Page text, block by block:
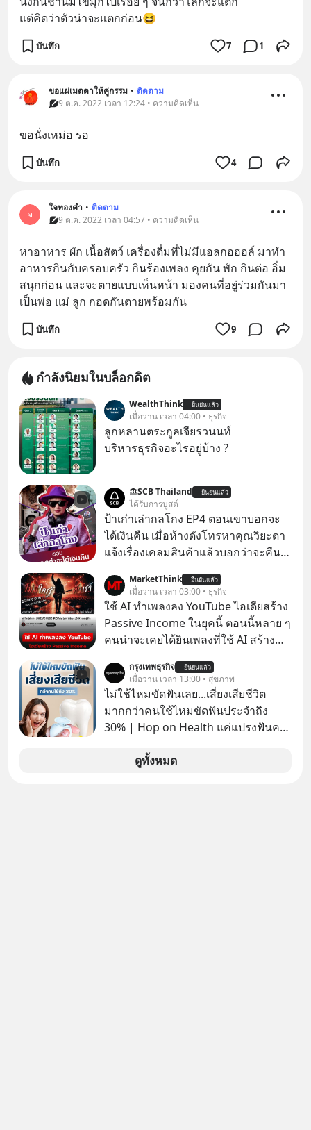
แต่คิดว่าตัวน่าจะแตกก่อน😆
บันทึก 7 1
ขอแผ่เมตตาให้คู่กรรม • ติดตาม
9 ต.ค. 2022 เวลา 12:24 • ความคิดเห็น
ขอนั่งเหม่อ รอ
บันทึก 4
จ
ใจทองคำ • ติดตาม
9 ต.ค. 2022 เวลา 04:57 • ความคิดเห็น
หาอาหาร ผัก เนื้อสัตว์ เครื่องดื่มที่ไม่มีแอลกอฮอล์ มาทำ
อาหารกินกับครอบครัว กินร้องเพลง คุยกัน พัก กินต่อ อิ่ม
สนุกก่อน และจะตายแบบเห็นหน้า มองคนที่อยู่ร่วมกันมา
เป็นพ่อ แม่ ลูก กอดกันตายพร้อมกัน
บันทึก 9
กำลังนิยมในบล็อกดิต
WealthThink ยืนยันแล้ว
เมื่อวาน เวลา 04:00 • ธุรกิจ
ลูกหลานตระกูลเจียรวนนท์
บริหารธุรกิจอะไรอยู่บ้าง ?
SCB Thailand ยืนยันแล้ว
ได้รับการบูสต์
ป้าเก๋าเล่ากลโกง EP4 ตอนเขาบอกจะ
ได้เงินคืน เมื่อห้างดังโทรหาคุณวิยะดา
แจ้งเรื่องเคลมสินค้าแล้วบอกว่าจะคืน
เรื่องจ้อจี้ หาคำตอบได้ที่ “ป้าเก๋าเล่ากล
โกง” EP4 ตอน “เขาบอกว่าจะได้เงิน
คืน” #ป้าเก๋าเล่ากลโกง #แก้เกมกลโกง
#อยู่อย่างยั่งยืน #Cybersecurity #เตือน
MarketThink ยืนยันแล้ว
เมื่อวาน เวลา 03:00 • ธุรกิจ
ใช้ AI ทำเพลงลง YouTube ไอเดียสร้าง
Passive Income ในยุคนี้ ตอนนี้หลาย ๆ
คนน่าจะเคยได้ยินเพลงที่ใช้ AI สร้าง
รู้ตัวเรา” จากช่องชื่อว่า UNHEARD
MUSIC ที่ตอนนี้มียอดรับชมกว่า 26
ล้านครั้งแล้ว
กรุงเทพธุรกิจ ยืนยันแล้ว
เมื่อวาน เวลา 13:00 • สุขภาพ
ไม่ใช้ไหมขัดฟันเลย...เสี่ยงเสียชีวิต
มากกว่าคนใช้ไหมขัดฟันประจำถึง
30% | Hop on Health แค่แปรงฟันคง
อายุ 5,000 คน มีข้อมูลที่น่าสนใจเกี่ยว
ดูทั้งหมด